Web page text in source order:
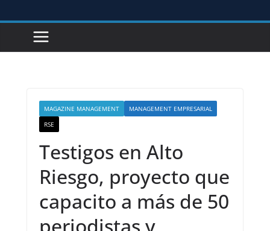
MAGAZINE MANAGEMENT
MANAGEMENT EMPRESARIAL
RSE
Testigos en Alto
Riesgo, proyecto que
capacito a más de 50